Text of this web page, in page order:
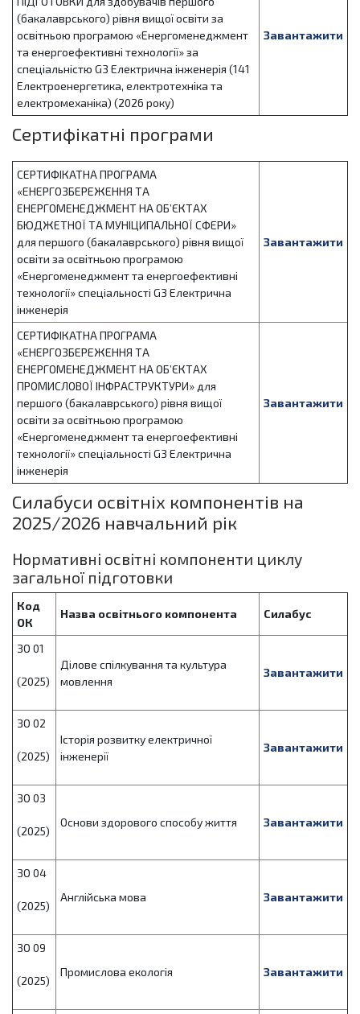
(бакалаврського) рівня вищої освіти за
освітньою програмою «Енергоменеджмент
та енергоефективні технології» за
спеціальністю G3 Електрична інженерія (141
Електроенергетика, електротехніка та
електромеханіка) (2026 року)
Завантажити
Сертифікатні програми
СЕРТИФІКАТНА ПРОГРАМА
«ЕНЕРГОЗБЕРЕЖЕННЯ ТА
ЕНЕРГОМЕНЕДЖМЕНТ НА ОБ’ЄКТАХ
БЮДЖЕТНОЇ ТА МУНІЦИПАЛЬНОЇ СФЕРИ»
для першого (бакалаврського) рівня вищої
освіти за освітньою програмою
«Енергоменеджмент та енергоефективні
технології» спеціальності G3 Електрична
інженерія
Завантажити
СЕРТИФІКАТНА ПРОГРАМА
«ЕНЕРГОЗБЕРЕЖЕННЯ ТА
ЕНЕРГОМЕНЕДЖМЕНТ НА ОБ’ЄКТАХ
ПРОМИСЛОВОЇ ІНФРАСТРУКТУРИ» для
першого (бакалаврського) рівня вищої
освіти за освітньою програмою
«Енергоменеджмент та енергоефективні
технології» спеціальності G3 Електрична
інженерія
Завантажити
Силабуси освітніх компонентів на
2025/2026 навчальний рік
Нормативні освітні компоненти циклу
загальної підготовки
Код
ОК
Назва освітнього компонента Силабус
ЗО 01
(2025)
Ділове спілкування та культура
мовлення
Завантажити
ЗО 02
(2025)
Історія розвитку електричної
інженерії
Завантажити
ЗО 03
(2025)
Основи здорового способу життя Завантажити
ЗО 04
(2025)
Англійська мова Завантажити
ЗО 09
(2025)
Промислова екологія Завантажити